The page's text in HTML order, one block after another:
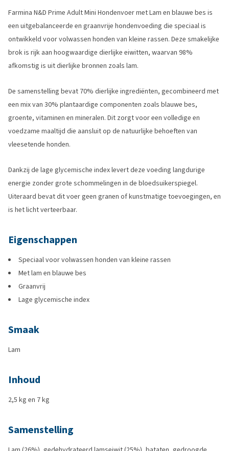
Farmina N&D Prime Adult Mini Hondenvoer met Lam en blauwe bes is
een uitgebalanceerde en graanvrije hondenvoeding die speciaal is
ontwikkeld voor volwassen honden van kleine rassen. Deze smakelijke
brok is rijk aan hoogwaardige dierlijke eiwitten, waarvan 98%
afkomstig is uit dierlijke bronnen zoals lam.
De samenstelling bevat 70% dierlijke ingrediënten, gecombineerd met
een mix van 30% plantaardige componenten zoals blauwe bes,
groente, vitaminen en mineralen. Dit zorgt voor een volledige en
voedzame maaltijd die aansluit op de natuurlijke behoeften van
vleesetende honden.
Dankzij de lage glycemische index levert deze voeding langdurige
energie zonder grote schommelingen in de bloedsuikerspiegel.
Uiteraard bevat dit voer geen granen of kunstmatige toevoegingen, en
is het licht verteerbaar.
Eigenschappen
Speciaal voor volwassen honden van kleine rassen
Met lam en blauwe bes
Graanvrij
Lage glycemische index
Smaak
Lam
Inhoud
2,5 kg en 7 kg
Samenstelling